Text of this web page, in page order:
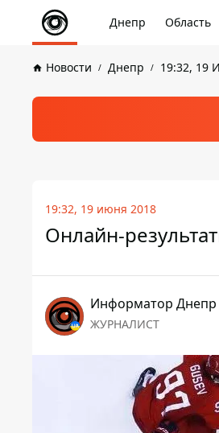
Днепр Область
Новости Днепр 19:32, 19
19:32, 19 июня 2018
Онлайн-
Информатор Днепр
ЖУРНАЛИСТ